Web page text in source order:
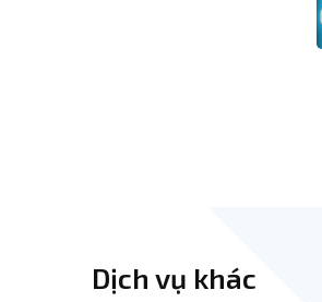
Dịch vụ khác